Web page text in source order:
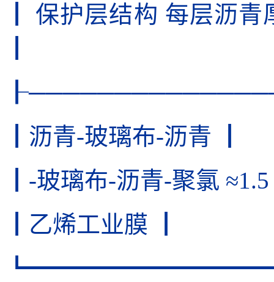
┃ 保护层结构 每层
┃沥青-玻璃布-沥青 ┃
┃-玻璃布-沥青-聚氯
┃乙烯工业膜 ┃